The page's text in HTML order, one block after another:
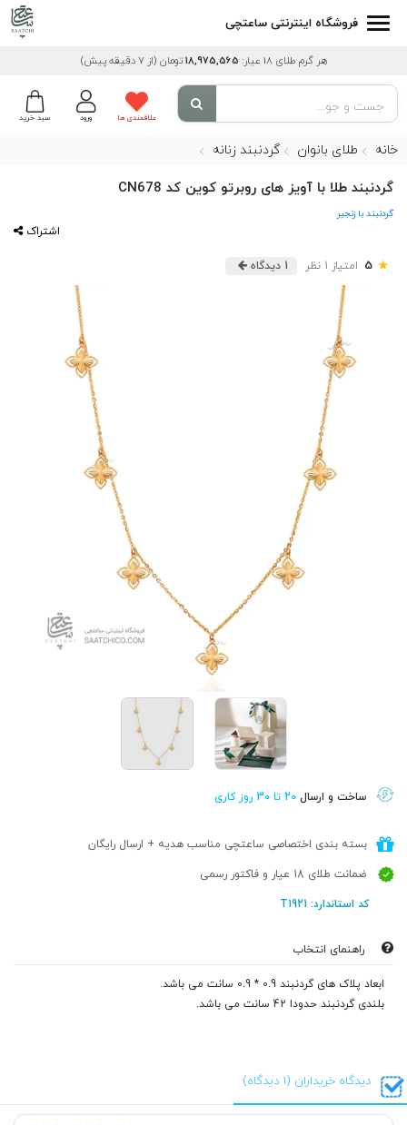
فروشگاه اینترنتی ساعتچی
هر گرم طلای 18 عیار: 18,975,565تومان (از 7 دقیقه پیش)
سبد خرید ورود علاقمندی ها
خانه طلای بانوان گردنبند زنانه
گردنبند طلا با آویز های روبرتو کوین کد CN678
گردنبند با زنجیر
اشتراک
★
5 امتیاز 1 نظر 1 دیدگاه
ساخت و ارسال 20 تا 30 روز کاری
بسته بندی اختصاصی ساعتچی مناسب هدیه + ارسال رایگان
ضمانت طلای 18 عیار و فاکتور رسمی
کد استاندارد: T1921
راهنمای انتخاب
ابعاد پلاک های گردنبند 0.9 * 0.9 سانت می باشد.
بلندی گردنبند حدودا 42 سانت می باشد.
دیدگاه خریداران (1 دیدگاه)